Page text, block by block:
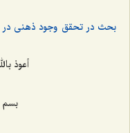
بحث در تحقق وجود ذهنی
أعوذ
بسم